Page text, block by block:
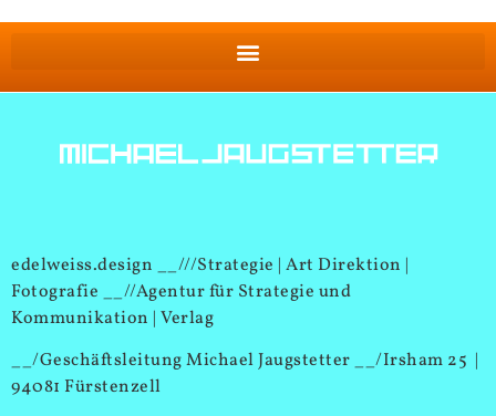
edelweiss.design __///Strategie | Art Direktion |
Fotografie __//Agentur für Strategie und
Kommunikation | Verlag
__/Geschäftsleitung Michael Jaugstetter __/Irsham 25 |
94081 Fürstenzell